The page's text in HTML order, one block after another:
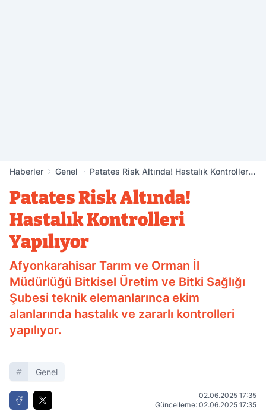
Haberler Genel
Patates Risk Altında! Hastalık Kontrolleri
Patates Risk Altında!
Hastalık Kontrolleri
Yapılıyor
Afyonkarahisar Tarım ve Orman İl
Müdürlüğü Bitkisel Üretim ve Bitki Sağlığı
Şubesi teknik elemanlarınca ekim
alanlarında hastalık ve zararlı kontrolleri
yapılıyor.
Genel
02.06.2025 17:35
Güncelleme: 02.06.2025 17:35